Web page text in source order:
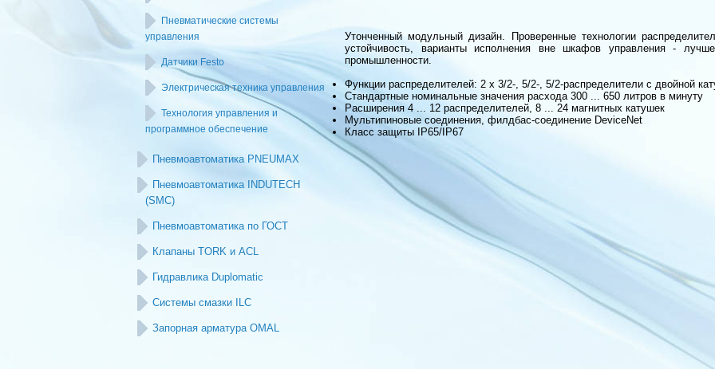
Пневматические системы
управления
Датчики Festo
Электрическая техника управления
Технология управления и
программное обеспечение
Пневмоавтоматика PNEUMAX
Пневмоавтоматика INDUTECH
(SMC)
Пневмоавтоматика по ГОСТ
Клапаны TORK и ACL
Гидравлика Duplomatic
Системы смазки ILC
Запорная арматура OMAL
Утонченный модульный дизайн. Проверенные технологии
устойчивость, варианты исполнения вне шкафов управления -
промышленности.
Функции распределителей: 2 x 3/2-, 5/2-, 5/2-распределители с двойной
Стандартные номинальные значения расхода 300 ... 650 литров в минуту
Расширения 4 ... 12 распределителей, 8 ... 24 магнитных катушек
Мультипиновые соединения, филдбас-соединение DeviceNet
Класс защиты IP65/IP67